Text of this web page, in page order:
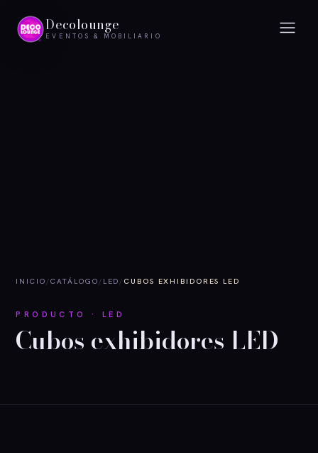
Decolounge
EVENTOS & MOBILIARIO
INICIO /CATÁLOGO / LED / CUBOS EXHIBIDORES LED
PRODUCTO · LED
Cubos exhibidores LED